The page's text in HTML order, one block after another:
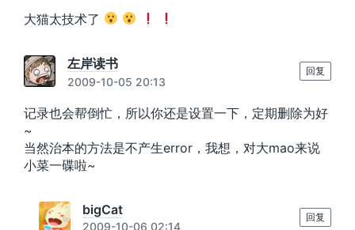
大猫太技术了
左岸读书
2009-10-05 20:13
记录也会帮倒忙，所以你还是设置一下，定期删除为好
~
当然治本的方法是不产生error，我想，对大mao来说
小菜一碟啦~
回复
bigCat
2009-10-06 02:14
回复